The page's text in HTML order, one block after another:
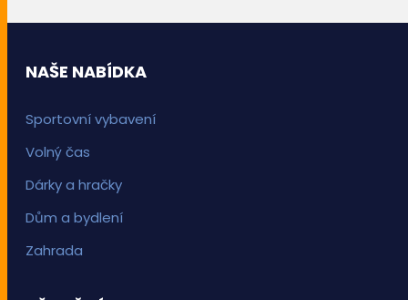
NAŠE NABÍDKA
Sportovní vybavení
Volný čas
Dárky a hračky
Dům a bydlení
Zahrada